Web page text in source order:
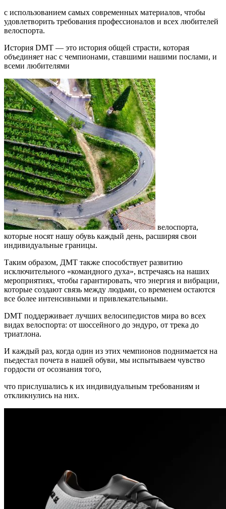
с использованием самых современных материалов, чтобы
удовлетворить требования профессионалов и всех любителей
велоспорта.
История DMT — это история общей страсти, которая
объединяет нас с чемпионами, ставшими нашими послами, и
всеми любителями
велоспорта,
которые носят нашу обувь каждый день, расширяя свои
индивидуальные границы.
Таким образом, ДМТ также способствует развитию
исключительного «командного духа», встречаясь на наших
мероприятиях, чтобы гарантировать, что энергия и вибрации,
которые создают связь между людьми, со временем остаются
все более интенсивными и привлекательными.
DMT поддерживает лучших велосипедистов мира во всех
видах велоспорта: от шоссейного до эндуро, от трека до
триатлона.
И каждый раз, когда один из этих чемпионов поднимается на
пьедестал почета в нашей обуви, мы испытываем чувство
гордости от осознания того,
что прислушались к их индивидуальным требованиям и
откликнулись на них.